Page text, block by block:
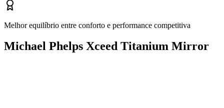
Melhor equilíbrio entre conforto e performance competitiva
Michael Phelps Xceed Titanium Mirror